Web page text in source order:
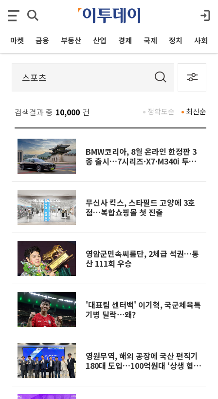
마켓 금융 부동산 산업 경제 국제 정치 사회
검색결과 총 10,000 건 최신순
정확도순
BMW코리아, 8월 온라인 한정판 3
종 출시…7시리즈·X7·M340i 투어
무신사 킥스, 스타필드 고양에 3호
점…복합쇼핑몰 첫 진출
영암군민속씨름단, 2체급 석권…통
산 111회 우승
'대표팀 센터백' 이기혁, 국군체육특
기병 탈락⋯왜?
영원무역, 해외 공장에 국산 편직기
180대 도입…100억원대 ‘상생 협